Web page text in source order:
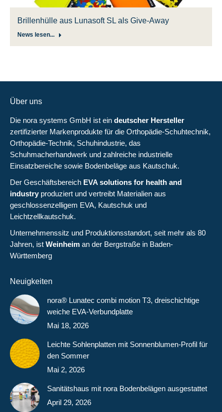
Brillenhülle aus Lunasoft SL als Give-Away
News lesen...
Über uns
Die nora systems GmbH ist ein deutscher Hersteller
zertifizierter Markenprodukte für die Orthopädie-Schuhtechnik,
Orthopädie-Technik, Schuhindustrie, das
Schuhmacherhandwerk und zahlreiche industrielle
Einsatzbereiche sowie Bodenbeläge aus Kautschuk.
Der Geschäftsbereich EVA solutions for health and
industry produziert und vertreibt Materialien aus
geschlossenzelligem EVA, Kautschuk und
Leichtzellkautschuk.
Unternehmenssitz und Produktionsstandort, seit mehr als 80
Jahren, ist Weinheim an der Bergstraße in Baden-
Württemberg
Neuigkeiten
nora® Lunatec combi motion T3, dreischichtige
weiche EVA-Verbundplatte
Mai 18, 2026
Leichte Sohlenplatten mit Sonnenblumen-Profil für
den Sommer
Mai 2, 2026
Sanitätshaus mit nora Bodenbelägen ausgestattet
April 29, 2026